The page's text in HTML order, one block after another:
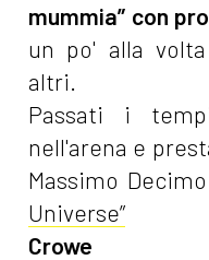
mummia” con
un po' alla
altri.
Passati i
nell'arena e
Massimo
Universe”
Crowe